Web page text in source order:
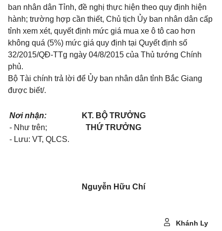
ban nhân dân Tỉnh, đề nghị thực hiện theo quy định hiện
hành; trường hợp cần thiết, Chủ tịch Ủy ban nhân dân cấp
tỉnh xem xét, quyết định mức giá mua xe ô tô cao hơn
không quá (5%) mức giá quy định tại Quyết định số
32/2015/QĐ-TTg ngày 04/8/2015 của Thủ tướng Chính
phủ.
Bộ Tài chính trả lời để Ủy ban nhân dân tỉnh Bắc Giang
được biết/.
Nơi nhận:
- Như trên;
- Lưu: VT, QLCS.
KT. BỘ TRƯỞNG
THỨ TRƯỞNG
Nguyễn Hữu Chí
Khánh Ly